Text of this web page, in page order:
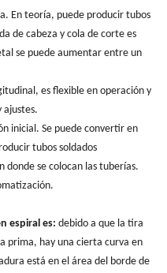
En teoría, puede producir tubos
de cabeza y cola de corte es
se puede aumentar entre un
es flexible en operación y
ajustes.
inicial. Se puede convertir en
tubos soldados
se colocan las tuberías.
espiral es: debido a que la tira
prima, hay una cierta curva en
está en el área del borde de